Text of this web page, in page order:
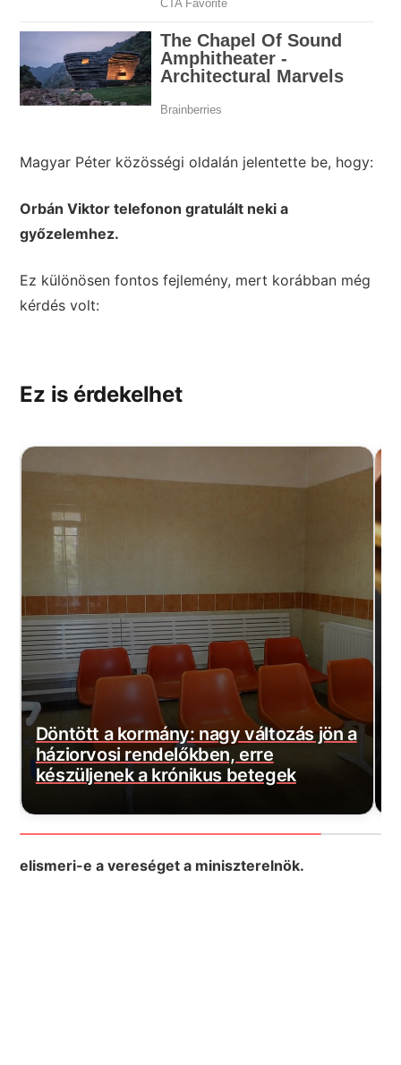
Magyar Péter közösségi oldalán jelentette be, hogy:
Orbán Viktor telefonon gratulált neki a
győzelemhez.
Ez különösen fontos fejlemény, mert korábban még
kérdés volt:
Ez is érdekelhet
Szijjártó máris rossz híreket kapott:
Százmilliós bírságot szabott ki a
hatóság!
elismeri-e a vereséget a miniszterelnök.